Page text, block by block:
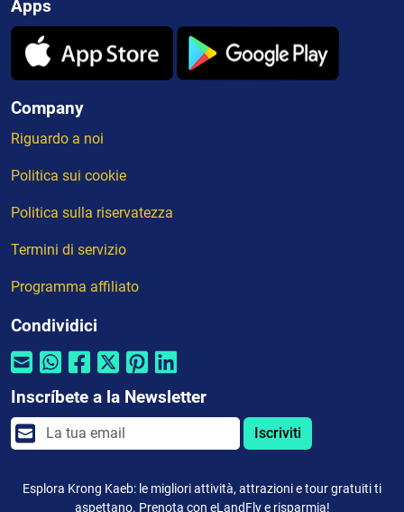
Apps
Company
Riguardo a noi
Politica sui cookie
Politica sulla riservatezza
Termini di servizio
Programma affiliato
Condividici
Inscríbete a la Newsletter
Iscriviti
Esplora Krong Kaeb: le migliori attività, attrazioni e tour gratuiti ti
aspettano. Prenota con eLandFly e risparmia!